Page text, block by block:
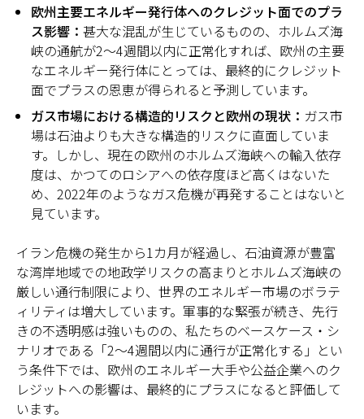
欧州主要エネルギー発行体へのクレジット面でのプラ
ス影響： 甚大な混乱が生じているものの、ホルムズ海
峡の通航が2〜4週間以内に正常化すれば、欧州の主要
なエネルギー発行体にとっては、最終的にクレジット
面でプラスの恩恵が得られると予測しています。
ガス市場における構造的リスクと欧州の現状： ガス市
場は石油よりも大きな構造的リスクに直面していま
す。しかし、現在の欧州のホルムズ海峡への輸入依存
度は、かつてのロシアへの依存度ほど高くはないた
め、2022年のようなガス危機が再発することはないと
見ています。
イラン危機の発生から1カ月が経過し、石油資源が豊富
な湾岸地域での地政学リスクの高まりとホルムズ海峡の
厳しい通行制限により、世界のエネルギー市場のボラテ
ィリティは増大しています。軍事的な緊張が続き、先行
きの不透明感は強いものの、私たちのベースケース・シ
ナリオである「2～4週間以内に通行が正常化する」とい
う条件下では、欧州のエネルギー大手や公益企業へのク
レジットへの影響は、最終的にプラスになると評価して
います。